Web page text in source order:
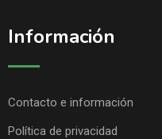
Información
Contacto e información
Política de privacidad